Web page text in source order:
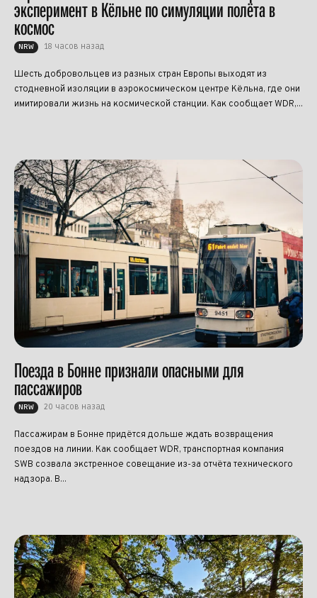
эксперимент в Кёльне по симуляции полёта в
космос
NRW 18 часов назад
Шесть добровольцев из разных стран Европы выходят из
стодневной изоляции в аэрокосмическом центре Кёльна, где они
имитировали жизнь на космической станции. Как сообщает WDR,...
Поезда в Бонне признали опасными для
пассажиров
NRW 20 часов назад
Пассажирам в Бонне придётся дольше ждать возвращения
поездов на линии. Как сообщает WDR, транспортная компания
SWB созвала экстренное совещание из-за отчёта технического
надзора. В...